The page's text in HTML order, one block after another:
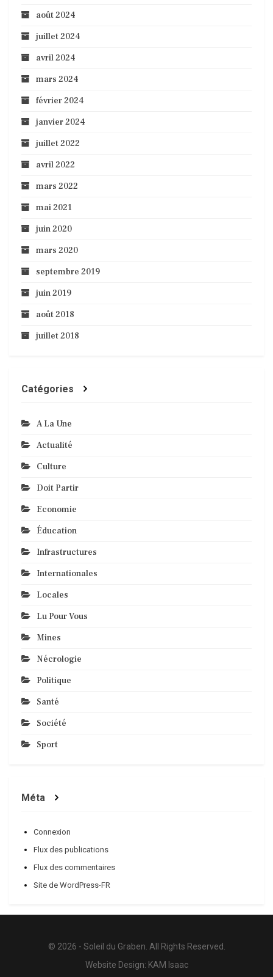
août 2024
juillet 2024
avril 2024
mars 2024
février 2024
janvier 2024
juillet 2022
avril 2022
mars 2022
mai 2021
juin 2020
mars 2020
septembre 2019
juin 2019
août 2018
juillet 2018
Catégories
A La Une
Actualité
Culture
Doit Partir
Economie
Éducation
Infrastructures
Internationales
Locales
Lu Pour Vous
Mines
Nécrologie
Politique
Santé
Société
Sport
Méta
Connexion
Flux des publications
Flux des commentaires
Site de WordPress-FR
© 2026 - Soleil du Graben. All Rights Reserved.
Website Design: KAM Isaac